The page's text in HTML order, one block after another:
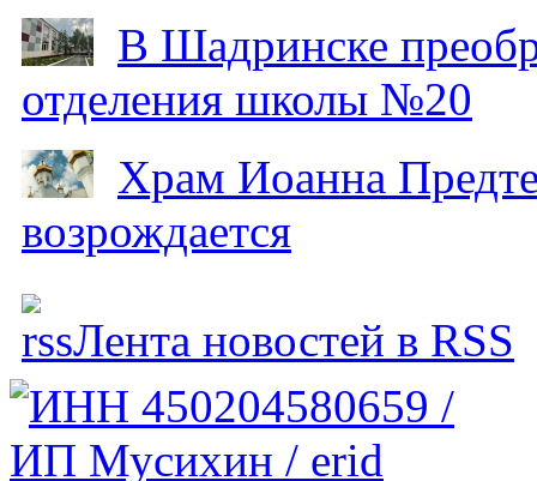
В Шадринске
отделения школы №20
Храм Иоанна
возрождается
Лента новостей в RSS